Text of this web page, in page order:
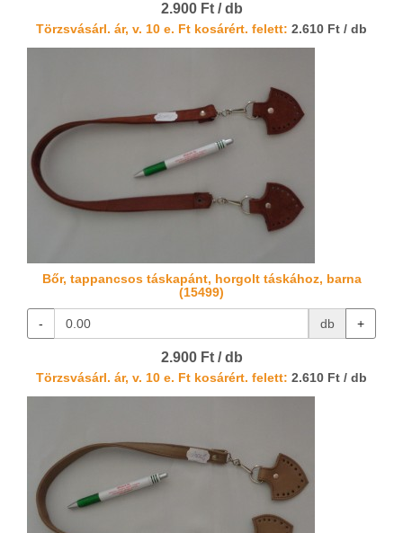
2.900 Ft / db
Törzsvásárl. ár, v. 10 e. Ft kosárért. felett: 2.610 Ft / db
Bőr, tappancsos táskapánt, horgolt táskához, barna
(15499)
- db +
2.900 Ft / db
Törzsvásárl. ár, v. 10 e. Ft kosárért. felett: 2.610 Ft / db